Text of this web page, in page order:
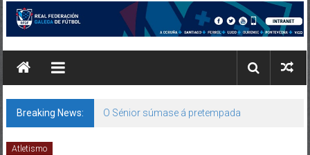
Breaking News: O Sénior súmase á pretempada
Atletismo